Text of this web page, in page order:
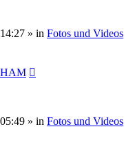
» in Fotos und Videos
» in Fotos und Videos